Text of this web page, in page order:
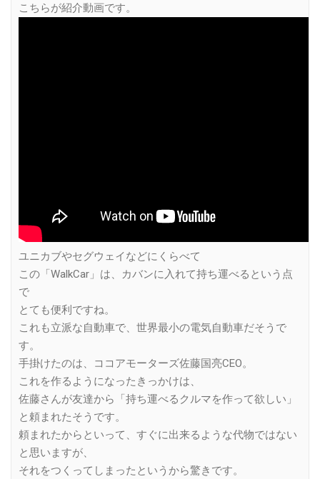
こちらが紹介動画です。
ユニカブやセグウェイなどにくらべて
この「WalkCar」は、カバンに入れて持ち運べるという点
で
とても便利ですね。
これも立派な自動車で、世界最小の電気自動車だそうで
す。
手掛けたのは、ココアモーターズ佐藤国亮CEO。
これを作るようになったきっかけは、
佐藤さんが友達から「持ち運べるクルマを作って欲しい」
と頼まれたそうです。
頼まれたからといって、すぐに出来るような代物ではない
と思いますが、
それをつくってしまったというから驚きです。